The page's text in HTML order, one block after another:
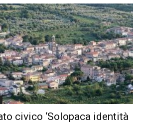
civico ‘Solopaca identità